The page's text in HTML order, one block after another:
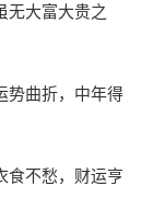
无大富大贵之
势曲折，中年得
食不愁，财运亨